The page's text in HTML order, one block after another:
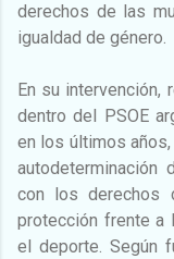
derechos de las
igualdad de género.
En su
dentro del PSOE
en los últimos
autodeterminación
con los derechos
protección frente a
el deporte. Según